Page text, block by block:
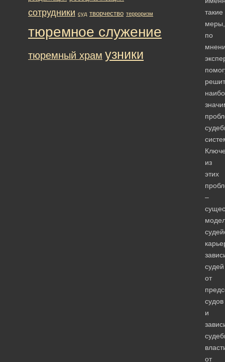
такие
меры,
по
из
этих
–
судей
от
судов
и
от
сотрудники суд творчество терроризм
тюремное служение
тюремный храм узники